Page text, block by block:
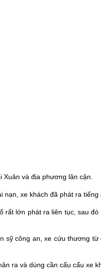
và địa phương lân cận.
xe khách đã phát ra tiếng
rất lớn phát ra liên tục, sau
sỹ công an, xe cứu thương
ra và dùng cần cẩu cẩu xe